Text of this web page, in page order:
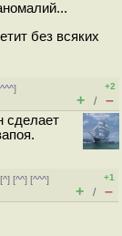
без всяких
^^^]
+2
+ / –
сделает
^] [^^] [^^^]
+1
+ / –